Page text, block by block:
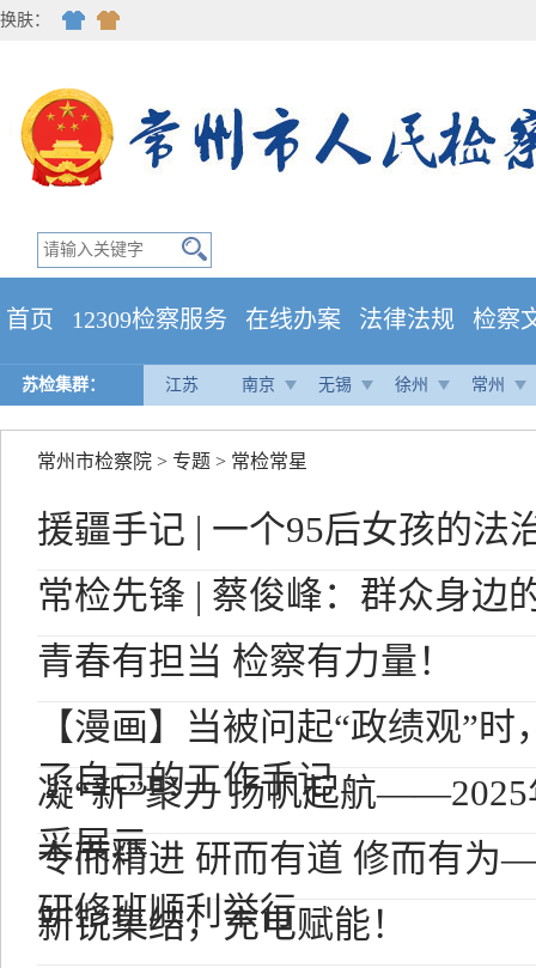
换肤：
首页 12309检察服务 在线办案 法律法规 检察
苏检集群： 江苏 南京 无锡 徐州 常州
常州市检察院 > 专题 > 常检常星
援疆手记 | 一个95后女孩的法
常检先锋 | 蔡俊峰：群众身边
青春有担当 检察有力量！
【漫画】当被问起“政绩观”
了自己的工作手记
凝“新”聚力 扬帆起航——2025
采展示
专而精进 研而有道 修而有
研修班顺利举行
新锐集结，充电赋能！